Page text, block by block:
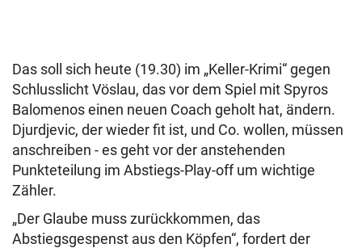
Das soll sich heute (19.30) im „Keller-Krimi“ gegen
Schlusslicht Vöslau, das vor dem Spiel mit Spyros
Balomenos einen neuen Coach geholt hat, ändern.
Djurdjevic, der wieder fit ist, und Co. wollen, müssen
anschreiben - es geht vor der anstehenden
Punkteteilung im Abstiegs-Play-off um wichtige
Zähler.
„Der Glaube muss zurückkommen, das
Abstiegsgespenst aus den Köpfen“, fordert der